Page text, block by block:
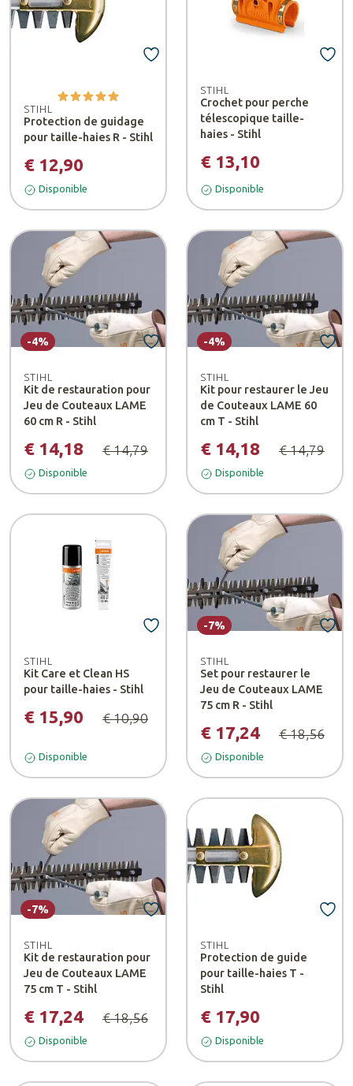
STIHL
Protection de guidage
pour taille-haies R - Stihl
€ 12,90
Disponible
STIHL
Crochet pour perche
télescopique taille-
haies - Stihl
€ 13,10
Disponible
STIHL
Kit de restauration pour
Jeu de Couteaux LAME
60 cm R - Stihl
€ 14,18 € 14,79
-4%
Disponible
STIHL
Kit pour restaurer le Jeu
de Couteaux LAME 60
cm T - Stihl
€ 14,18 € 14,79
-4%
Disponible
STIHL
Kit Care et Clean HS
pour taille-haies - Stihl
€ 15,90 € 10,90
Disponible
STIHL
Set pour restaurer le
Jeu de Couteaux LAME
75 cm R - Stihl
€ 17,24 € 18,56
-7%
Disponible
STIHL
Kit de restauration pour
Jeu de Couteaux LAME
75 cm T - Stihl
€ 17,24 € 18,56
-7%
Disponible
STIHL
Protection de guide
pour taille-haies T -
Stihl
€ 17,90
Disponible